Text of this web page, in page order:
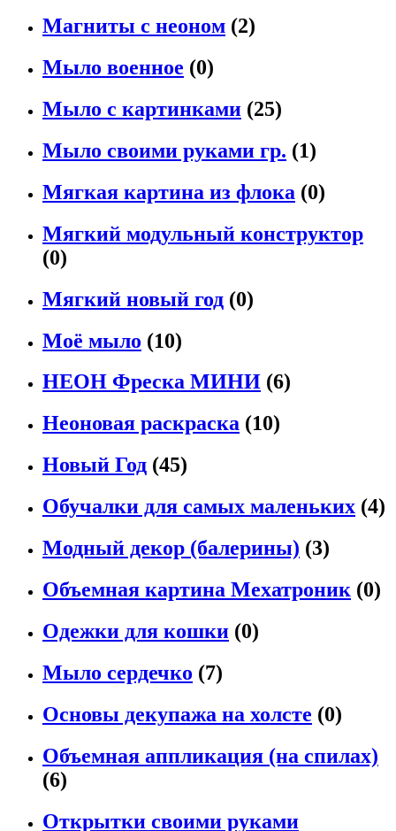
Магниты с неоном (2)
Мыло военное (0)
Мыло с картинками (25)
Мыло своими руками гр. (1)
Мягкая картина из флока (0)
Мягкий модульный конструктор
(0)
Мягкий новый год (0)
Моё мыло (10)
НЕОН Фреска МИНИ (6)
Неоновая раскраска (10)
Новый Год (45)
Обучалки для самых маленьких (4)
Модный декор (балерины) (3)
Объемная картина Мехатроник (0)
Одежки для кошки (0)
Мыло сердечко (7)
Основы декупажа на холсте (0)
Объемная аппликация (на спилах)
(6)
Открытки своими руками